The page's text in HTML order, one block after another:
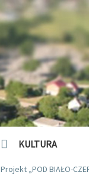
KULTURA
Projekt „POD BIAŁO-